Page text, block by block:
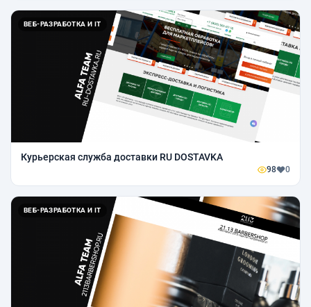
ВЕБ-РАЗРАБОТКА И IT
Курьерская служба доставки RU DOSTAVKA
98 0
ВЕБ-РАЗРАБОТКА И IT